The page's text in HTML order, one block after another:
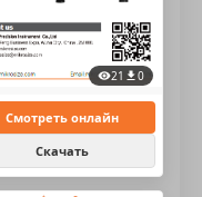
21 0
Смотреть онлайн
Скачать